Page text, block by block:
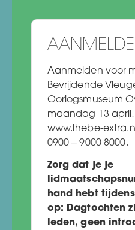
Aanmelden voor
Bevrijdende
Oorlogsmuseum
maandag 13
www.thebe-
0900 – 9000 8000.
Zorg dat je je
hand hebt
op: Dagtochten
leden, geen